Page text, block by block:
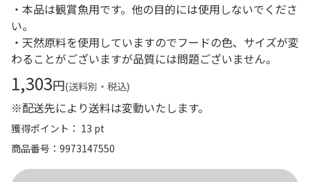
・本品は観賞魚用です。他の目的には使用しないでくださ
い。
・天然原料を使用していますのでフードの色、サイズが変
わることがございますが品質には問題ございません。
1,303円(送料別・税込)
※配送先により送料は変動いたします。
獲得ポイント： 13 pt
商品番号
9973147550